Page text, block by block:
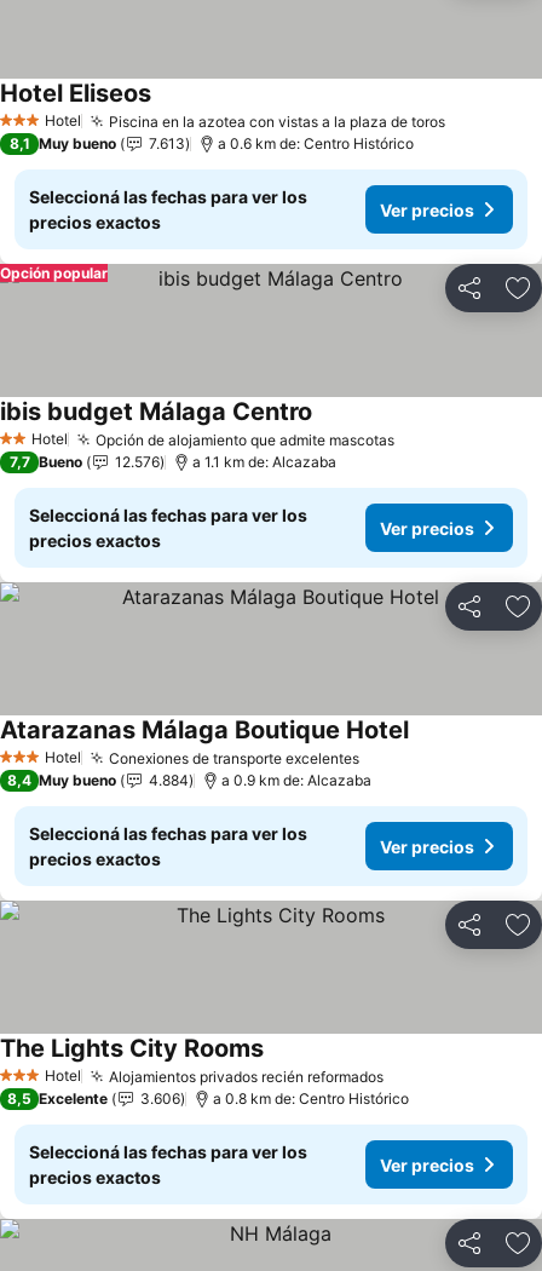
3 Estrellas
Hotel Piscina en la azotea con vistas a la plaza de torosVer
Hotel EliseosVer precios
8,1 Muy bueno 7.613 a 0.6 km de: Centro Histórico
Seleccioná las fechas para ver los
precios exactos
Ver precios
Compartir
Opción popular
2 Estrellas
Hotel Opción de alojamiento que admite mascotasVer precios
ibis budget Málaga Centro
7,7 Bueno 12.576 a 1.1 km de: Alcazaba
Seleccioná las fechas para ver los
precios exactos
Ver precios
Compartir
3 Estrellas
Hotel Conexiones de transporte excelentesVer precios
Atarazanas Málaga Boutique HotelVer precios
8,4 Muy bueno 4.884 a 0.9 km de: Alcazaba
Seleccioná las fechas para ver los
precios exactos
Ver precios
Compartir
3 Estrellas
Hotel Alojamientos privados recién reformadosVer precios
The Lights City RoomsVer precios
8,5 Excelente 3.606 a 0.8 km de: Centro Histórico
Seleccioná las fechas para ver los
precios exactos
Ver precios
Compartir